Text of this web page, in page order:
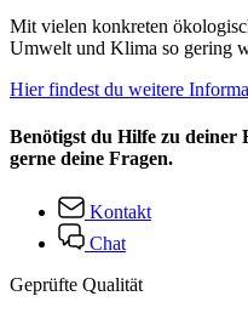
Mit vielen konkreten
Umwelt und Klima so gering
Hier findest du weitere
Benötigst du Hilfe zu deiner
gerne deine Fragen.
Kontakt
Chat
Geprüfte Qualität